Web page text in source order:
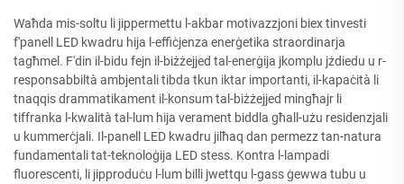
Waħda mis-soltu li jippermettu l-akbar motivazzjoni biex tinvesti
f'panell LED kwadru hija l-effiċjenza enerġetika straordinarja
tagħmel. F'din il-bidu fejn il-biżżejjed tal-enerġija jkomplu jżdiedu u r-
responsabbiltà ambjentali tibda tkun iktar importanti, il-kapaċità li
tnaqqis drammatikament il-konsum tal-biżżejjed mingħajr li
tiffranka l-kwalità tal-lum hija verament biddla għall-użu residenzjali
u kummerċjali. Il-panell LED kwadru jilħaq dan permezz tan-natura
fundamentali tat-teknoloġija LED stess. Kontra l-lampadi
fluorescenti, li jipproduċu l-lum billi jwettqu l-gass ġewwa tubu u